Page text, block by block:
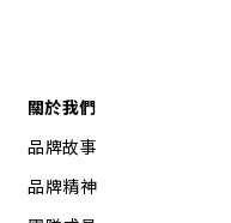
關於我們
品牌故事
品牌精神